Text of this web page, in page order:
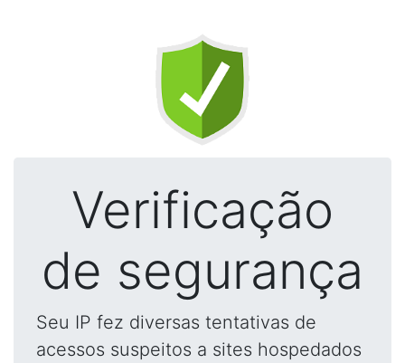
Verificação
de segurança
Seu IP fez diversas tentativas de
acessos suspeitos a sites hospedados